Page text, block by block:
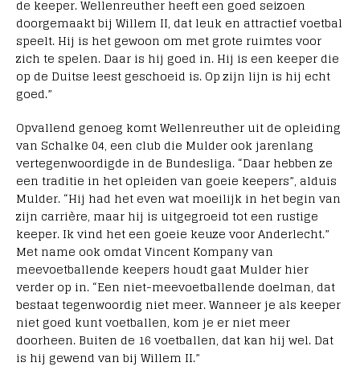
de keeper. Wellenreuther heeft een goed seizoen
doorgemaakt bij Willem II, dat leuk en attractief voetbal
speelt. Hij is het gewoon om met grote ruimtes voor
zich te spelen. Daar is hij goed in. Hij is een keeper die
op de Duitse leest geschoeid is. Op zijn lijn is hij echt
goed.”
Opvallend genoeg komt Wellenreuther uit de opleiding
van Schalke 04, een club die Mulder ook jarenlang
vertegenwoordigde in de Bundesliga. “Daar hebben ze
een traditie in het opleiden van goeie keepers”, alduis
Mulder. “Hij had het even wat moeilijk in het begin van
zijn carrière, maar hij is uitgegroeid tot een rustige
keeper. Ik vind het een goeie keuze voor Anderlecht.”
Met name ook omdat Vincent Kompany van
meevoetballende keepers houdt gaat Mulder hier
verder op in. “Een niet-meevoetballende doelman, dat
bestaat tegenwoordig niet meer. Wanneer je als keeper
niet goed kunt voetballen, kom je er niet meer
doorheen. Buiten de 16 voetballen, dat kan hij wel. Dat
is hij gewend van bij Willem II.”